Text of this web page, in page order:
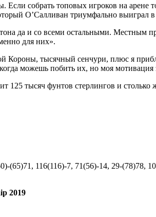
Если собрать топовых игроков на
О’Салливан триумфально выиграл
да и со всеми остальными. Местным
для них».
Короны, тысячный сенчури, плюс я
можешь побить их, но моя мотивация
125 тысяч фунтов стерлингов и
(65)71, 116(116)-7, 71(56)-14, 29-(78)78,
2019